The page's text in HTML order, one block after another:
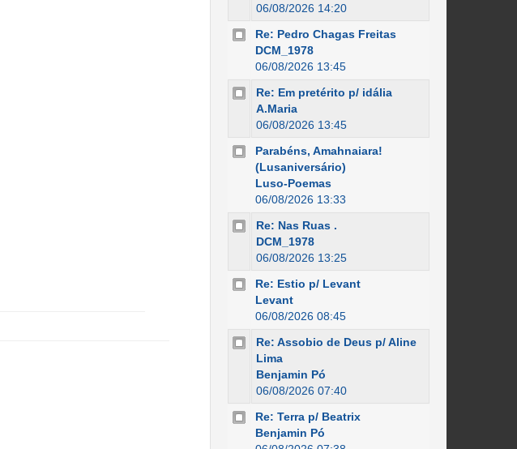
06/08/2026 14:20
Re: Pedro Chagas Freitas
DCM_1978
06/08/2026 13:45
Re: Em pretérito p/ idália
A.Maria
06/08/2026 13:45
Parabéns, Amahnaiara!
(Lusaniversário)
Luso-Poemas
06/08/2026 13:33
Re: Nas Ruas .
DCM_1978
06/08/2026 13:25
Re: Estio p/ Levant
Levant
06/08/2026 08:45
Re: Assobio de Deus p/ Aline
Lima
Benjamin Pó
06/08/2026 07:40
Re: Terra p/ Beatrix
Benjamin Pó